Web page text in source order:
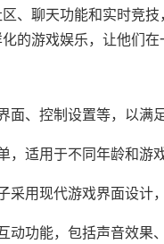
、聊天功能和实时竞
的游戏娱乐，让他们在
、控制设置等，以满
适用于不同年龄和游
用现代游戏界面设计
功能，包括声音效果